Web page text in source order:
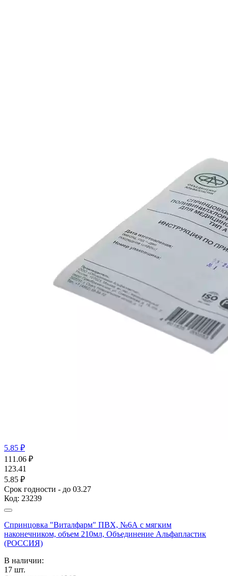
5.85 ₽
111.06 ₽
123.41
5.85 ₽
Срок годности - до 03.27
Код: 23239
Спринцовка "Виталфарм" ПВХ, №6А с мягким
наконечником, объем 210мл, Объединение Альфапластик
(РОССИЯ)
В наличии:
17 шт.